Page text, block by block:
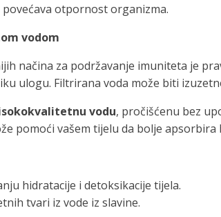
otpornost organizma.
vodom
načina za podržavanje imuniteta je
ulogu. Filtrirana voda može biti
vodu, pročišćenu bez
pomoći vašem tijelu da bolje
hidratacije i detoksikacije tijela.
tvari iz vode iz slavine.